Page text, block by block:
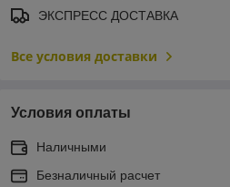
ЭКСПРЕСС ДОСТАВКА
Все условия доставки
Условия оплаты
Наличными
Безналичный расчет